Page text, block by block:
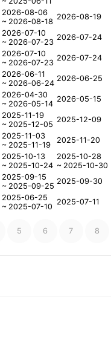
2026-08-06
~ 2026-08-18
2026-08-19
2026-07-10
~ 2026-07-23
2026-07-24
2026-07-10
~ 2026-07-23
2026-07-24
2026-06-11
~ 2026-06-24
2026-06-25
2026-04-30
~ 2026-05-14
2026-05-15
2025-11-19
~ 2025-12-05
2025-12-09
2025-11-03
~ 2025-11-19
2025-11-20
2025-10-13
~ 2025-10-24
2025-10-28
~ 2025-10-30
2025-09-15
~ 2025-09-25
2025-09-30
2025-06-25
~ 2025-07-10
2025-07-11
5 6 7 8